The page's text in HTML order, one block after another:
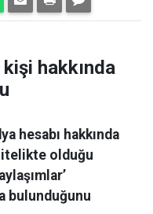
hakkında
hesabı hakkında
olduğu
bulunduğunu